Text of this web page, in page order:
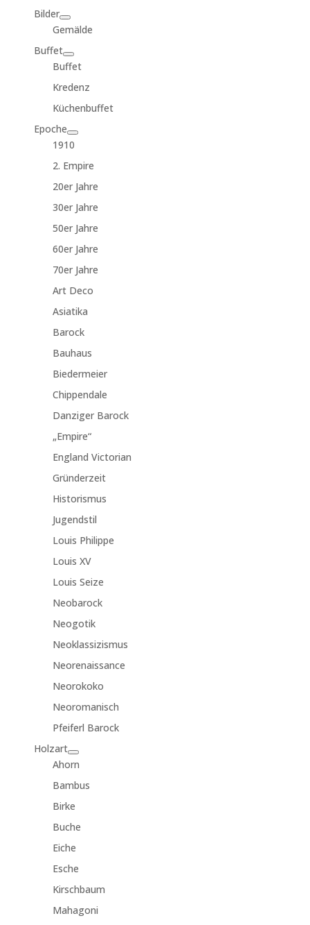
Bilder
Gemälde
Buffet
Buffet
Kredenz
Küchenbuffet
Epoche
1910
2. Empire
20er Jahre
30er Jahre
50er Jahre
60er Jahre
70er Jahre
Art Deco
Asiatika
Barock
Bauhaus
Biedermeier
Chippendale
Danziger Barock
„Empire“
England Victorian
Gründerzeit
Historismus
Jugendstil
Louis Philippe
Louis XV
Louis Seize
Neobarock
Neogotik
Neoklassizismus
Neorenaissance
Neorokoko
Neoromanisch
Pfeiferl Barock
Holzart
Ahorn
Bambus
Birke
Buche
Eiche
Esche
Kirschbaum
Mahagoni